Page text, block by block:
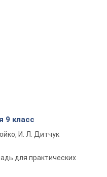
9 класс
И. Л. Дитчук
для практических